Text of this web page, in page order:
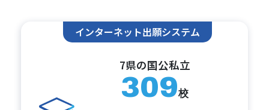
インターネット出願システム
7県の国公私立
309校